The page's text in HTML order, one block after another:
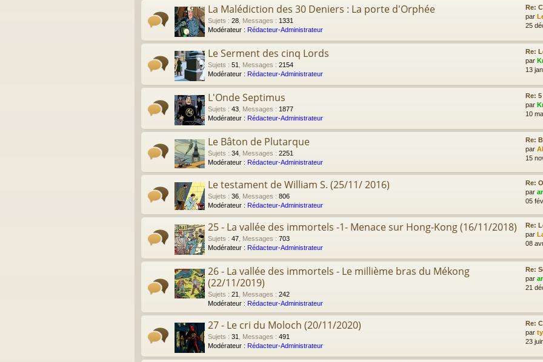
La Malédiction des 30 Deniers : La porte d'Orphée
Sujets : 28 Messages : 1331
Modérateur : Rédacteur-Administrateur
Re:
par
25
Le Serment des cinq Lords
Sujets : 51 Messages : 2154
Modérateur : Rédacteur-Administrateur
Re:
par
13
L'Onde Septimus
Sujets : 43 Messages : 1877
Modérateur : Rédacteur-Administrateur
Re:
par
10
Le Bâton de Plutarque
Sujets : 34 Messages : 2251
Modérateur : Rédacteur-Administrateur
Re:
par
15
Le testament de William S. (25/11/ 2016)
Sujets : 36 Messages : 806
Modérateur : Rédacteur-Administrateur
Re:
par
05
25 - La vallée des immortels -1- Menace sur Hong-Kong (16/11/2018)
Sujets : 47 Messages : 703
Modérateur : Rédacteur-Administrateur
Re:
par
08
26 - La vallée des immortels - Le millième bras du Mékong
(22/11/2019)
Sujets : 21 Messages : 242
Modérateur : Rédacteur-Administrateur
Re:
par
21
27 - Le cri du Moloch (20/11/2020)
Sujets : 31 Messages : 491
Modérateur : Rédacteur-Administrateur
Re:
par
23